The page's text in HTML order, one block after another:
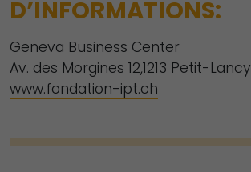
D’INFORMATIONS:
Geneva Business Center
Av. des Morgines 12,1213 Petit-Lancy
www.fondation-ipt.ch